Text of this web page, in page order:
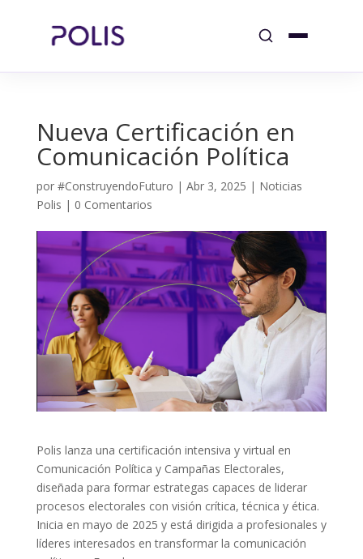
Nueva Certificación en
Comunicación Política
por #ConstruyendoFuturo | Abr 3, 2025 | Noticias
Polis | 0 Comentarios
Polis lanza una certificación intensiva y virtual en
Comunicación Política y Campañas Electorales,
diseñada para formar estrategas capaces de liderar
procesos electorales con visión crítica, técnica y ética.
Inicia en mayo de 2025 y está dirigida a profesionales y
líderes interesados en transformar la comunicación